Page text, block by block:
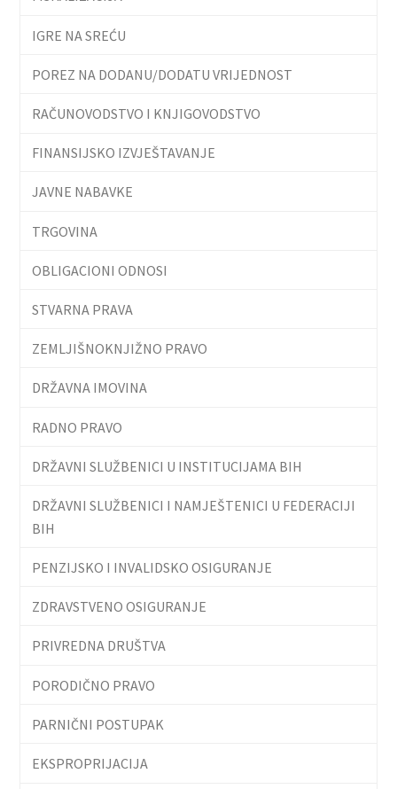
IGRE NA SREĆU
POREZ NA DODANU/DODATU VRIJEDNOST
RAČUNOVODSTVO I KNJIGOVODSTVO
FINANSIJSKO IZVJEŠTAVANJE
JAVNE NABAVKE
TRGOVINA
OBLIGACIONI ODNOSI
STVARNA PRAVA
ZEMLJIŠNOKNJIŽNO PRAVO
DRŽAVNA IMOVINA
RADNO PRAVO
DRŽAVNI SLUŽBENICI U INSTITUCIJAMA BIH
DRŽAVNI SLUŽBENICI I NAMJEŠTENICI U FEDERACIJI
BIH
PENZIJSKO I INVALIDSKO OSIGURANJE
ZDRAVSTVENO OSIGURANJE
PRIVREDNA DRUŠTVA
PORODIČNO PRAVO
PARNIČNI POSTUPAK
EKSPROPRIJACIJA